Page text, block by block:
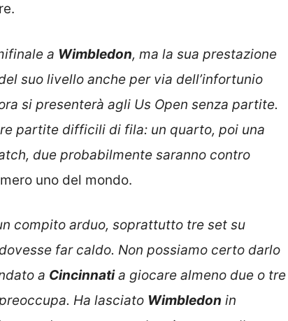
a Wimbledon, ma la sua prestazione
suo livello anche per via dell’infortunio
si presenterà agli Us Open senza partite.
partite difficili di fila: un quarto, poi una
due probabilmente saranno contro
uno del mondo.
compito arduo, soprattutto tre set su
far caldo. Non possiamo certo darlo
a Cincinnatia giocare almeno due o tre
Ha lasciato Wimbledon in